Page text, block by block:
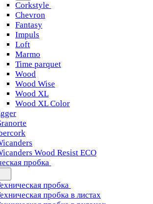
Corkstyle
Chevron
Fantasy
Impuls
Loft
Marmo
Time parquet
Wood
Wood Wise
Wood XL
Wood XL Color
Wood Resist ECO
пробка
пробка
пробка в листах